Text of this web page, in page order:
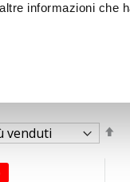
informazioni che